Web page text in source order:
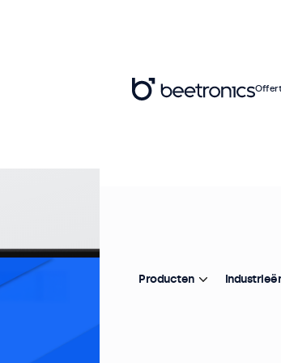
Producten